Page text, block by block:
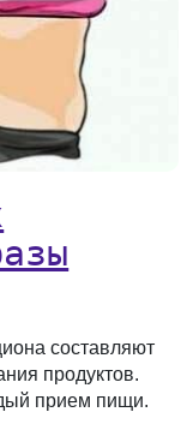
составляют
продуктов.
прием пищи.